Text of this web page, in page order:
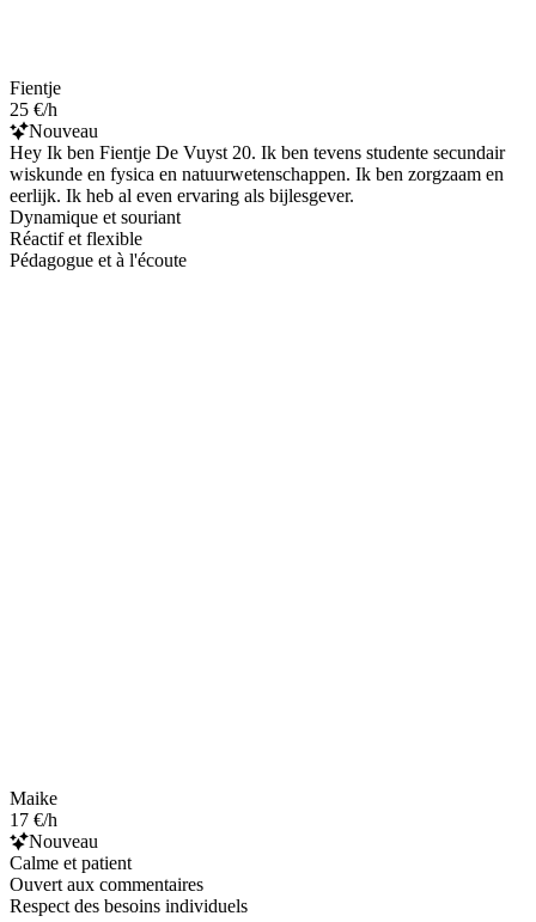
Fientje
25 €/h
Nouveau
Hey Ik ben Fientje De Vuyst 20. Ik ben tevens studente secundair
wiskunde en fysica en natuurwetenschappen. Ik ben zorgzaam en
eerlijk. Ik heb al even ervaring als bijlesgever.
Dynamique et souriant
Réactif et flexible
Pédagogue et à l'écoute
Maike
17 €/h
Nouveau
Calme et patient
Ouvert aux commentaires
Respect des besoins individuels